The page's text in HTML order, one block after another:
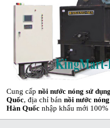
Cung cấpnồi nước nóng sử
Quốc, địa chỉ bánnồi nước
Hàn Quốc nhập khẩu mới 100%